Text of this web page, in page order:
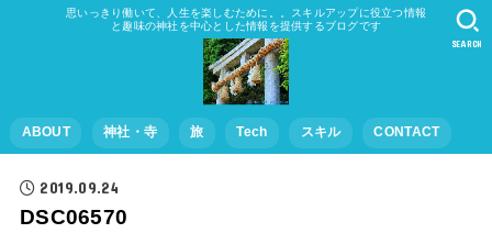
思いっきり働いて、人生を楽しむために。。スキルアップに役立つ情報
と趣味の神社を中心とした情報を提供するブログです
ABOUT 神社・寺 旅 Tech スキル CONTACT
SEARCH
2019.09.24
DSC06570